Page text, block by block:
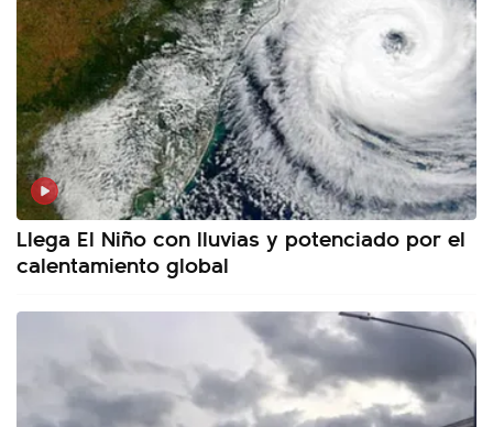
Llega El Niño con lluvias y potenciado por el
calentamiento global